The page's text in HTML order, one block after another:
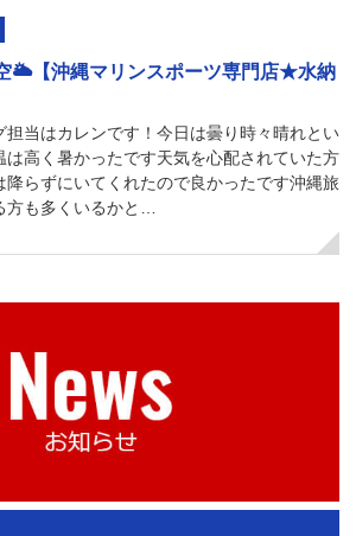
🌥【沖縄マリンスポーツ専門店★水納
担当はカレンです！今日は曇り時々晴れとい
は高く暑かったです天気を心配されていた方
降らずにいてくれたので良かったです沖縄旅
も多くいるかと…